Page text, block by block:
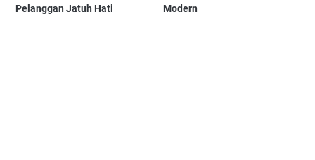
Pelanggan Jatuh Hati
Modern